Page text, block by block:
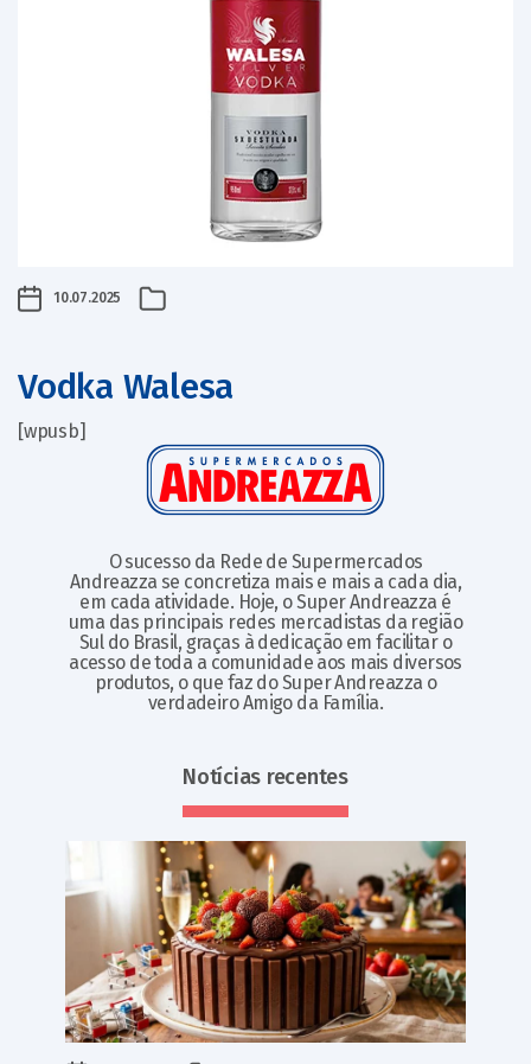
10.07.2025
Vodka Walesa
[wpusb]
O sucesso da Rede de Supermercados
Andreazza se concretiza mais e mais a cada dia,
em cada atividade. Hoje, o Super Andreazza é
uma das principais redes mercadistas da região
Sul do Brasil, graças à dedicação em facilitar o
acesso de toda a comunidade aos mais diversos
produtos, o que faz do Super Andreazza o
verdadeiro Amigo da Família.
Notícias recentes